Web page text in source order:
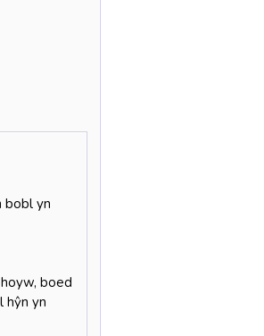
bobl yn
boed
hŷn yn